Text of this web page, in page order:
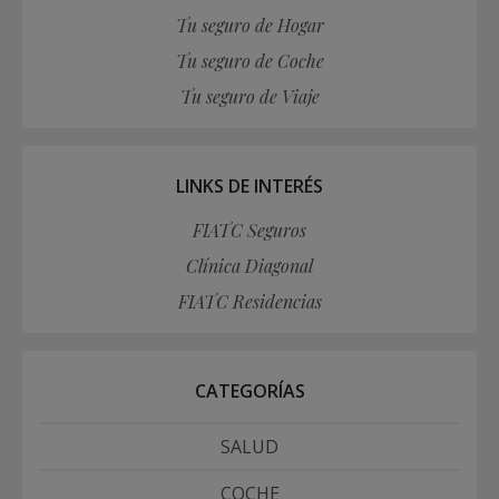
Tu seguro de Hogar
Tu seguro de Coche
Tu seguro de Viaje
LINKS DE INTERÉS
FIATC Seguros
Clínica Diagonal
FIATC Residencias
CATEGORÍAS
SALUD
COCHE